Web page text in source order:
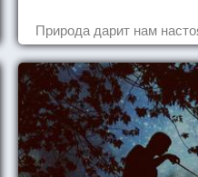
Природа дарит нам